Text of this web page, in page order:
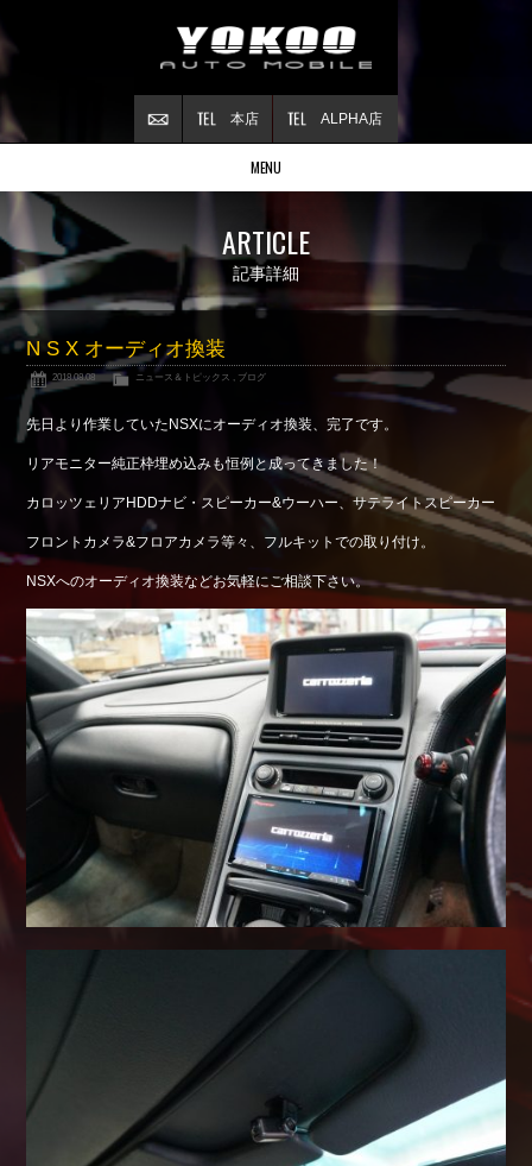
ALPHA店
本店
MENU
Stock list
在庫情報
Contract
ご成約情報
About NSX
NSXについて
Reflesh Plan
整備・修理・
Trade in
買取査定
Blog
Shop info.
店舗紹介
Company
会社概要
ARTICLE
記事詳細
N S X オーディオ換装
2018.08.08 ニュース＆トピックス , ブログ
先日より作業していたNSXにオーディオ換装、完了です。
リアモニター純正枠埋め込みも恒例と成ってきました！
カロッツェリアHDDナビ・スピーカー&ウーハー、サテライトスピーカー
フロントカメラ&フロアカメラ等々、フルキットでの取り付け。
NSXへのオーディオ換装などお気軽にご相談下さい。